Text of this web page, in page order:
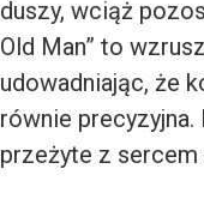
duszy, wciąż
Old Man” to
udowadniając, że
równie
przeżyte z